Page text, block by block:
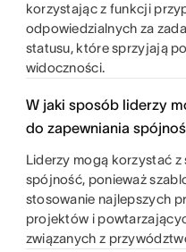
korzystając z funkcji
odpowiedzialnych za
statusu, które sprzyjają
widoczności.
W jaki sposób liderzy
do zapewniania
Liderzy mogą korzystać
spójność, ponieważ
stosowanie najlepszych
projektów i
związanych z